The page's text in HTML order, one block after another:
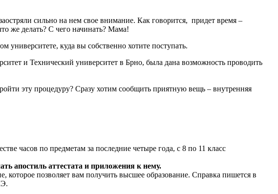
сильно на нем свое внимание. Как говорится, придет время –
же делать? С чего начинать? Мама!
куда вы собственно хотите поступать.
и Технический университет в Брно, была дана возможность проводить
эту процедуру? Сразу хотим сообщить приятную вещь – внутренняя
часов по предметам за последние четыре года, с 8 по 11 класс
апостиль аттестата и приложения к нему.
позволяет вам получить высшее образование. Справка пишется в